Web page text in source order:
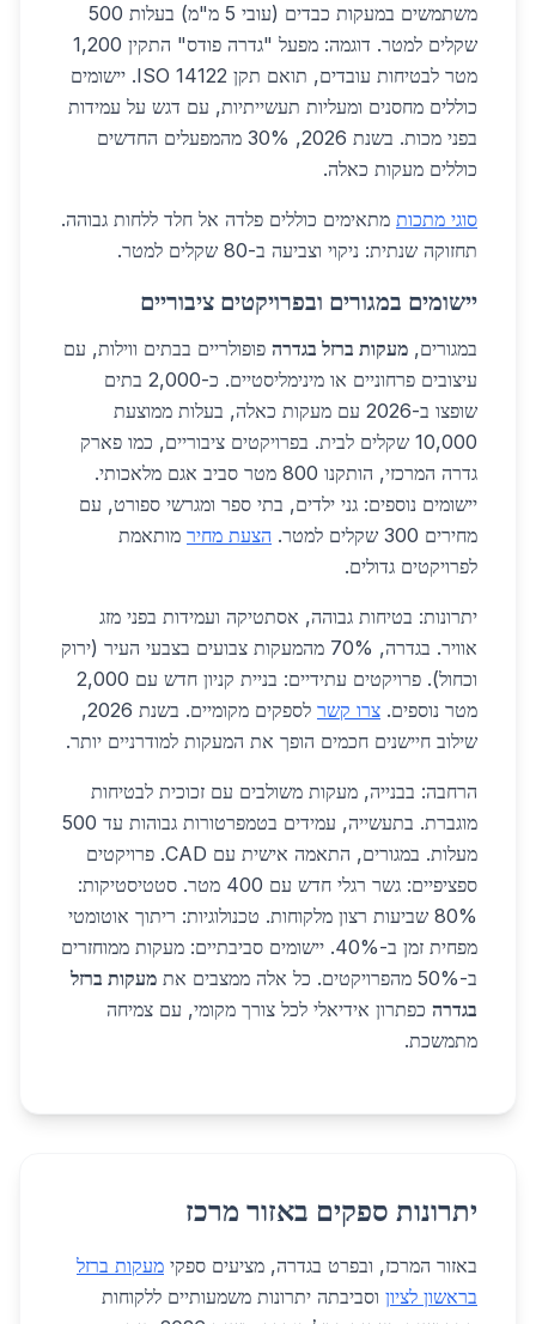
משתמשים במעקות כבדים (עובי 5 מ"מ) בעלות 500
שקלים למטר. דוגמה: מפעל "גדרה פודס" התקין 1,200
מטר לבטיחות עובדים, תואם תקן ISO 14122. יישומים
כוללים מחסנים ומעליות תעשייתיות, עם דגש על עמידות
בפני מכות. בשנת 2026, 30% מהמפעלים החדשים
כוללים מעקות כאלה.
סוגי מתכות מתאימים כוללים פלדה אל חלד ללחות גבוהה.
תחזוקה שנתית: ניקוי וצביעה ב-80 שקלים למטר.
יישומים במגורים ובפרויקטים ציבוריים
במגורים, מעקות ברזל בגדרה פופולריים בבתים ווילות, עם
עיצובים פרחוניים או מינימליסטיים. כ-2,000 בתים
שופצו ב-2026 עם מעקות כאלה, בעלות ממוצעת
10,000 שקלים לבית. בפרויקטים ציבוריים, כמו פארק
גדרה המרכזי, הותקנו 800 מטר סביב אגם מלאכותי.
יישומים נוספים: גני ילדים, בתי ספר ומגרשי ספורט, עם
מחירים 300 שקלים למטר.
הצעת מחיר מותאמת
לפרויקטים גדולים.
יתרונות: בטיחות גבוהה, אסתטיקה ועמידות בפני מזג
אוויר. בגדרה, 70% מהמעקות צבועים בצבעי העיר (ירוק
וכחול). פרויקטים עתידיים: בניית קניון חדש עם 2,000
מטר נוספים. צרו קשר
לספקים מקומיים. בשנת 2026,
שילוב חיישנים חכמים הופך את המעקות למודרניים יותר.
הרחבה: בבנייה, מעקות משולבים עם זכוכית לבטיחות
מוגברת. בתעשייה, עמידים בטמפרטורות גבוהות עד 500
מעלות. במגורים, התאמה אישית עם CAD. פרויקטים
ספציפיים: גשר רגלי חדש עם 400 מטר. סטטיסטיקות:
80% שביעות רצון מלקוחות. טכנולוגיות: ריתוך אוטומטי
מפחית זמן ב-40%. יישומים סביבתיים: מעקות ממוחזרים
ב-50% מהפרויקטים. כל אלה ממצבים את
מעקות ברזל
בגדרה כפתרון אידיאלי לכל צורך מקומי, עם צמיחה
מתמשכת.
יתרונות ספקים באזור מרכז
באזור המרכז, ובפרט בגדרה, מציעים ספקי מעקות ברזל
בראשון לציון וסביבתה יתרונות משמעותיים ללקוחות